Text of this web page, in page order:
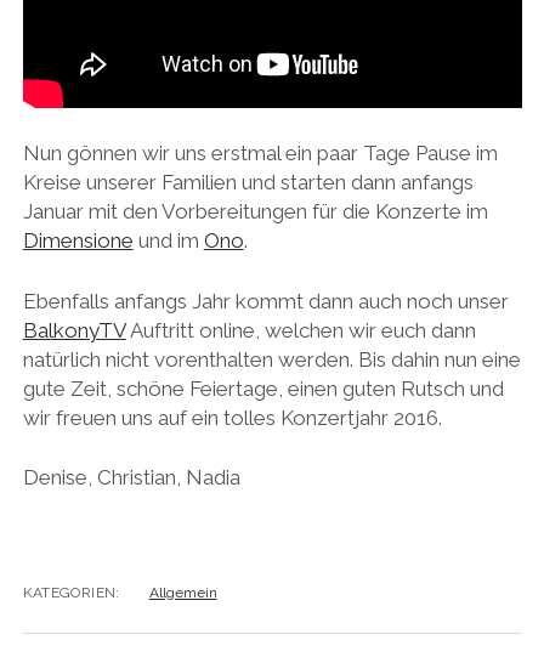
Nun gönnen wir uns erstmal ein paar Tage Pause im
Kreise unserer Familien und starten dann anfangs
Januar mit den Vorbereitungen für die Konzerte im
Dimensione und im Ono.
Ebenfalls anfangs Jahr kommt dann auch noch unser
BalkonyTVAuftritt online, welchen wir euch dann
natürlich nicht vorenthalten werden. Bis dahin nun eine
gute Zeit, schöne Feiertage, einen guten Rutsch und
wir freuen uns auf ein tolles Konzertjahr 2016.
Denise, Christian, Nadia
KATEGORIEN: Allgemein